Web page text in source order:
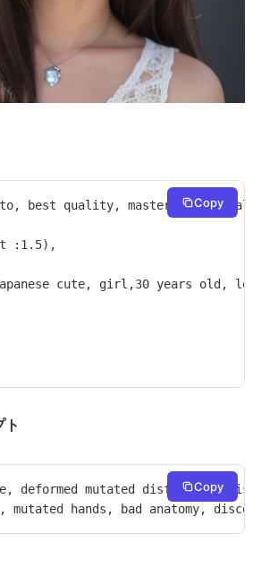
best quality, masterpiece,
:1.5),
cute, girl,30 years old,
Copy
ト
deformed mutated disfigured,
, mutated hands, bad anatomy,
Copy